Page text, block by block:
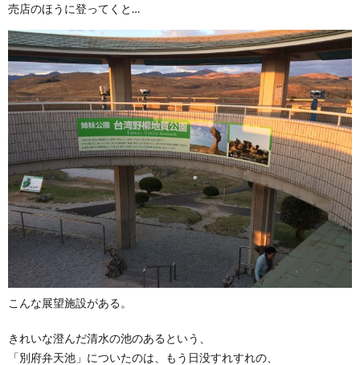
売店のほうに登ってくと…
こんな展望施設がある。
きれいな澄んだ清水の池のあるという、
「別府弁天池」についたのは、もう日没すれすれの、